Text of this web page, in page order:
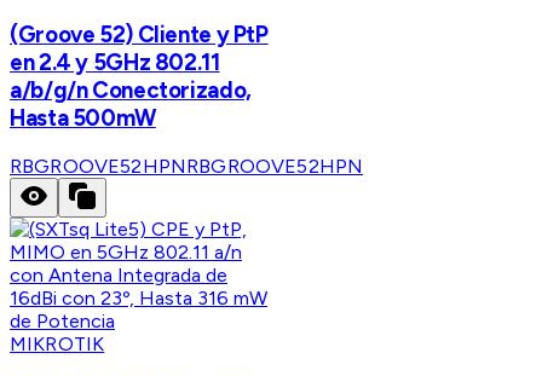
(Groove 52) Cliente y PtP
en 2.4 y 5GHz 802.11
a/b/g/n Conectorizado,
Hasta 500mW
RBGROOVE52HPNRBGROOVE52HPN
MIKROTIK